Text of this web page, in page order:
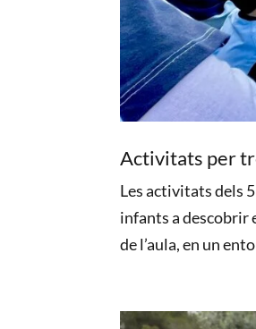
Activitats per
Les activitats dels
infants a descobrir
de l’aula, en un